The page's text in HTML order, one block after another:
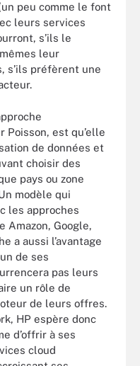
peu comme le font
leurs services
s’ils le
leur
s’ils préfèrent une
Poisson, est qu’elle
de données et
choisir des
pays ou zone
modèle qui
les approches
Amazon, Google,
a aussi l’avantage
de ses
pas leurs
un rôle de
de leurs offres.
HP espère donc
d’offrir à ses
cloud